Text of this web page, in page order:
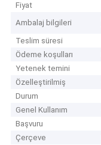
Fiyat
Ambalaj bilgileri
Teslim süresi
Ödeme koşulları
Yetenek temini
Özelleştirilmiş
Durum
Genel Kullanım
Başvuru
Çerçeve